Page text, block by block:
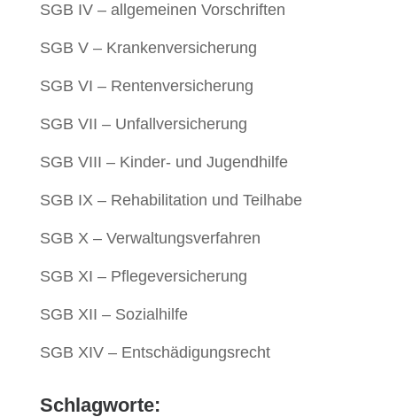
SGB IV – allgemeinen Vorschriften
SGB V – Krankenversicherung
SGB VI – Rentenversicherung
SGB VII – Unfallversicherung
SGB VIII – Kinder- und Jugendhilfe
SGB IX – Rehabilitation und Teilhabe
SGB X – Verwaltungsverfahren
SGB XI – Pflegeversicherung
SGB XII – Sozialhilfe
SGB XIV – Entschädigungsrecht
Schlagworte: